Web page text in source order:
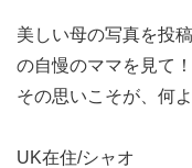
美しい母の写真を投
の自慢のママを見て
その思いこそが、何
UK在住/シャオ